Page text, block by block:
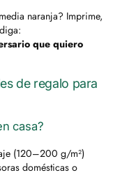
naranja? Imprime,
que quiero
de regalo para
casa?
(120–200 g/m²)
domésticas o